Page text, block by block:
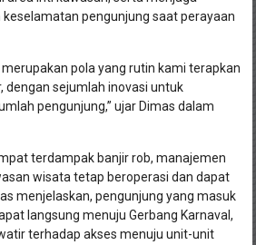
pengunjung saat perayaan
pola yang rutin kami terapkan
dengan sejumlah inovasi untuk
pengunjung,” ujar Dimas dalam
terdampak banjir rob, manajemen
wisata tetap beroperasi dan dapat
menjelaskan, pengunjung yang masuk
langsung menuju Gerbang Karnaval,
terhadap akses menuju unit-unit